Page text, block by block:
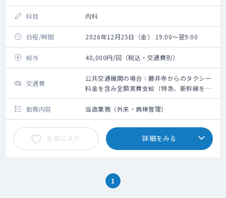
科目 内科
日程/時間 2026年12月25日（金） 19:00～翌9:00
給与 40,000円/回（税込・交通費別）
交通費
公共交通機関の場合：藤井寺からのタクシー
料金を含み全額実費支給（特急、新幹線を除
く） 車の場合：自宅より2㎞以上は距離に応
じた固定制（高速料金含む） ※自宅より2㎞
以下は支給なし
勤務内容 当直業務（外来・病棟管理）
お気に入り 詳細をみる
1